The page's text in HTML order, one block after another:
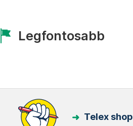
Legfontosabb
Telex shop